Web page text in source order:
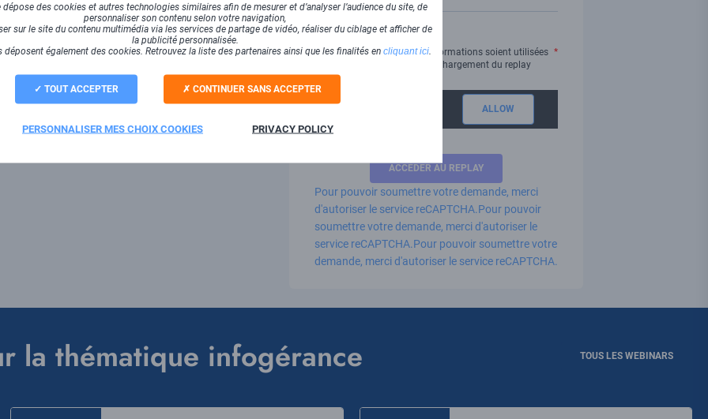
plus ?
entreprise peut engendrer l'arrêt de la
en question sa pérennité en
PCA ou un PRA peut vous aider !
J'accepte que ces informations soient utilisées
dans le cadre du téléchargement du replay
ALLOW
Pour pouvoir soumettre votre demande, merci
d'autoriser le service reCAPTCHA.Pour pouvoir
soumettre votre demande, merci d'autoriser le
service reCAPTCHA.Pour pouvoir soumettre votre
demande, merci d'autoriser le service reCAPTCHA.
la thématique infogérance TOUS LES WEBINARS
dépose des cookies et autres technologies similaires afin de mesurer et d’analyser l’audience du site, de
personnaliser son contenu selon votre navigation,
sur le site du contenu multimédia via les services de partage de vidéo, réaliser du ciblage et afficher de
la publicité personnalisée.
déposent également des cookies. Retrouvez la liste des partenaires ainsi que les finalités en cliquant ici.
TOUT ACCEPTER CONTINUER SANS ACCEPTER
PERSONNALISER MES CHOIX COOKIES PRIVACY POLICY